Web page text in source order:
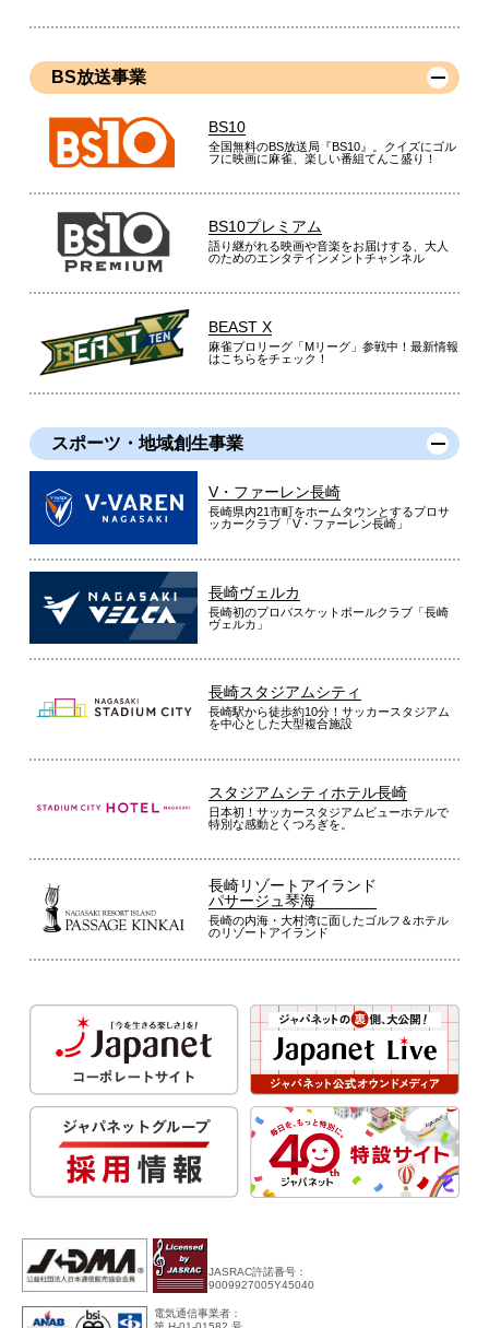
BS放送事業
BS10
全国無料のBS放送局『BS10』。クイズにゴル
フに映画に麻雀、楽しい番組てんこ盛り！
BS10プレミアム
語り継がれる映画や音楽をお届けする、大人
のためのエンタテインメントチャンネル
BEAST X
麻雀プロリーグ「Mリーグ」参戦中！最新情報
はこちらをチェック！
スポーツ・地域創生事業
V・ファーレン長崎
長崎県内21市町をホームタウンとするプロサ
ッカークラブ「V・ファーレン長崎」
長崎ヴェルカ
長崎初のプロバスケットボールクラブ「長崎
ヴェルカ」
長崎スタジアムシティ
長崎駅から徒歩約10分！サッカースタジアム
を中心とした大型複合施設
スタジアムシティホテル長崎
日本初！サッカースタジアムビューホテルで
特別な感動とくつろぎを。
長崎リゾートアイランド
パサージュ琴海
長崎の内海・大村湾に面したゴルフ＆ホテル
のリゾートアイランド
JASRAC許諾番号：
9009927005Y45040
電気通信事業者：